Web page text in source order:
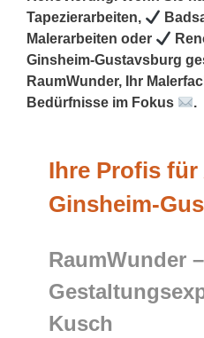
Tapezierarbeiten,
Malerarbeiten oder
Ginsheim-Gustavsburg
RaumWunder, Ihr
Bedürfnisse im Fokus
.
Ihre Profis
Ginsheim-
RaumWunder –
Kusch